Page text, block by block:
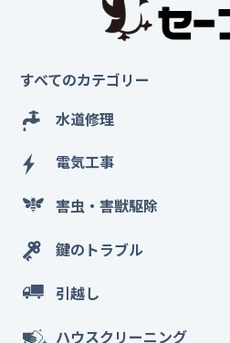
すべてのカテゴリー
水道修理
電気工事
害虫・害獣駆除
鍵のトラブル
引越し
ハウスクリーニング